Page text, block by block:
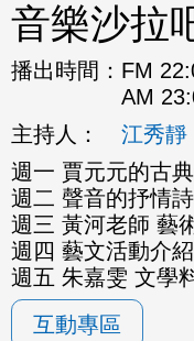
音樂沙拉
播出時間： FM
AM
主持人：
江秀靜
週一 賈元元的古
週二 聲音的抒情詩
週三 黃河老師 藝
週四 藝文活動介紹
週五 朱嘉雯 文學
互動專區